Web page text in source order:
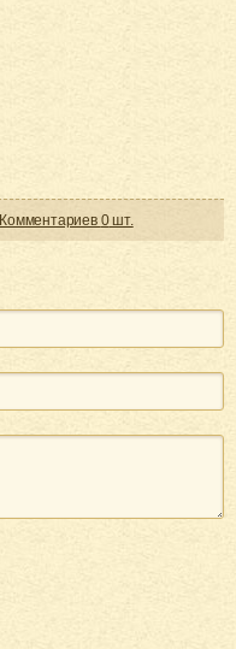
Комментариев 0шт.